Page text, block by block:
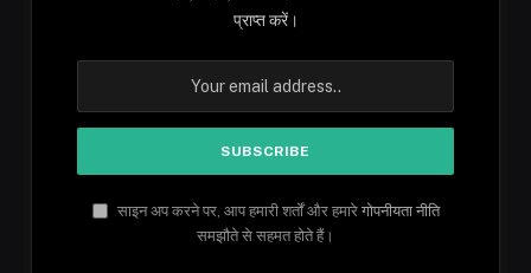
प्राप्त करें।
साइन अप करने पर, आप हमारी शर्तों और हमारे गोपनीयता नीति
समझौते से सहमत होते हैं।